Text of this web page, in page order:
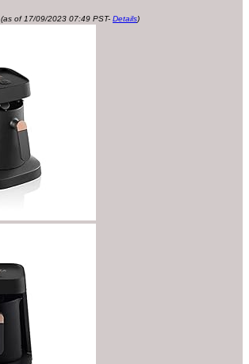
(as of 17/09/2023 07:49 PST- Details)